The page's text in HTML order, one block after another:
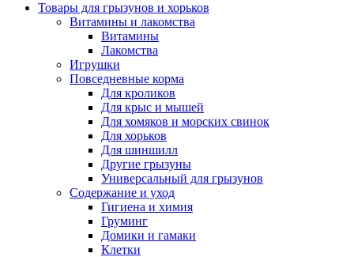
Товары для грызунов и хорьков
Витамины и лакомства
Витамины
Лакомства
Игрушки
Повседневные корма
Для кроликов
Для крыс и мышей
Для хомяков и морских свинок
Для хорьков
Для шиншилл
Другие грызуны
Универсальный для грызунов
Содержание и уход
Гигиена и химия
Груминг
Домики и гамаки
Клетки